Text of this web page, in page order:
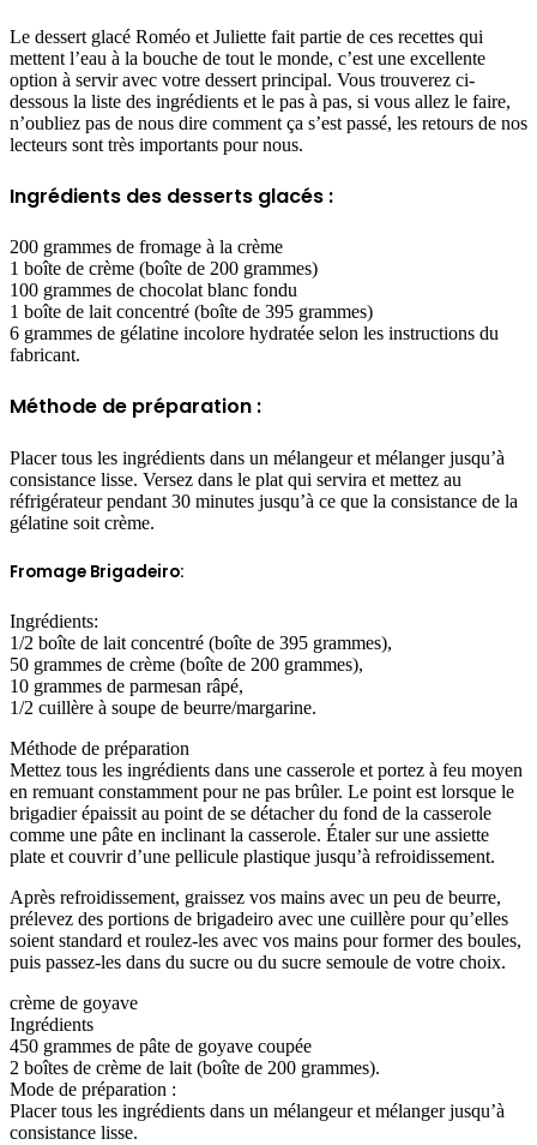
Le dessert glacé Roméo et Juliette fait partie de ces recettes qui
mettent l’eau à la bouche de tout le monde, c’est une excellente
option à servir avec votre dessert principal. Vous trouverez ci-
dessous la liste des ingrédients et le pas à pas, si vous allez le faire,
n’oubliez pas de nous dire comment ça s’est passé, les retours de nos
lecteurs sont très importants pour nous.
Ingrédients des desserts glacés :
200 grammes de fromage à la crème
1 boîte de crème (boîte de 200 grammes)
100 grammes de chocolat blanc fondu
1 boîte de lait concentré (boîte de 395 grammes)
6 grammes de gélatine incolore hydratée selon les instructions du
fabricant.
Méthode de préparation :
Placer tous les ingrédients dans un mélangeur et mélanger jusqu’à
consistance lisse. Versez dans le plat qui servira et mettez au
réfrigérateur pendant 30 minutes jusqu’à ce que la consistance de la
gélatine soit crème.
Fromage Brigadeiro:
Ingrédients:
1/2 boîte de lait concentré (boîte de 395 grammes),
50 grammes de crème (boîte de 200 grammes),
10 grammes de parmesan râpé,
1/2 cuillère à soupe de beurre/margarine.
Méthode de préparation
Mettez tous les ingrédients dans une casserole et portez à feu moyen
en remuant constamment pour ne pas brûler. Le point est lorsque le
brigadier épaissit au point de se détacher du fond de la casserole
comme une pâte en inclinant la casserole. Étaler sur une assiette
plate et couvrir d’une pellicule plastique jusqu’à refroidissement.
Après refroidissement, graissez vos mains avec un peu de beurre,
prélevez des portions de brigadeiro avec une cuillère pour qu’elles
soient standard et roulez-les avec vos mains pour former des boules,
puis passez-les dans du sucre ou du sucre semoule de votre choix.
crème de goyave
Ingrédients
450 grammes de pâte de goyave coupée
2 boîtes de crème de lait (boîte de 200 grammes).
Mode de préparation :
Placer tous les ingrédients dans un mélangeur et mélanger jusqu’à
consistance lisse.